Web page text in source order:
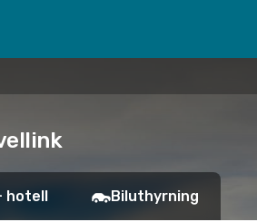
hotell Biluthyrning